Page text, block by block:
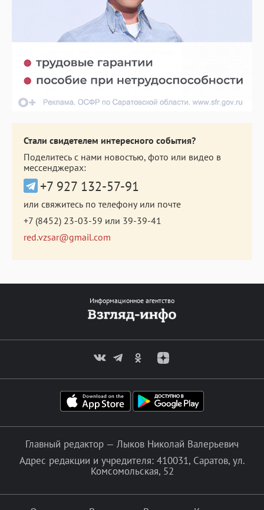
Стали свидетелем интересного события?
Поделитесь с нами новостью, фото или видео в
мессенджерах:
+7 927 132-57-91
или свяжитесь по телефону или почте
+7 (8452) 23-03-59 или 39-39-41
red.vzsar@gmail.com
Информационное агентство
Главный редактор — Лыков Николай Валерьевич
Адрес редакции и учредителя: 410031, Саратов, ул.
Комсомольская, 52